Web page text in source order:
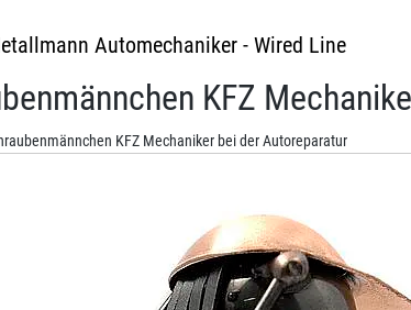
Automechaniker - Wired Line
KFZ
KFZ Mechaniker bei der Autoreparatur